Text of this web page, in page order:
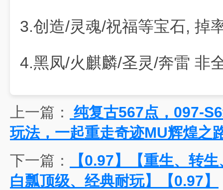
3.创造/灵魂/祝福等宝石, 掉
4.黑凤/火麒麟/圣灵/奔雷 非
上一篇：
纯复古567点，097-
玩法，一起重走奇迹MU辉煌之
下一篇：
【0.97】【重生、转
白瓢顶级、经典耐玩】【0.97】